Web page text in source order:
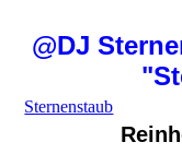
@DJ
Sternenstaub